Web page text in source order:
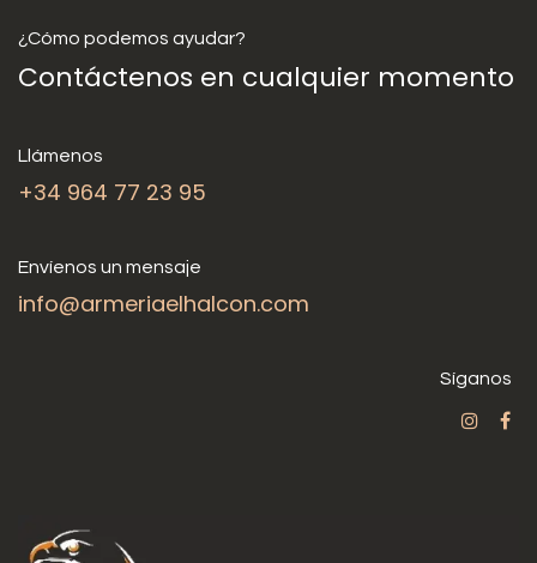
¿Cómo podemos ayudar?
Contáctenos en cualquier momento
Llámenos
+34 964 77 23 95
Envíenos un mensaje
info@armeriaelhalcon.com
Síganos